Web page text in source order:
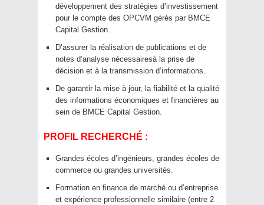
développement des stratégies d’investissement
pour le compte des OPCVM gérés par BMCE
Capital Gestion.
D’assurer la réalisation de publications et de
notes d’analyse nécessairesà la prise de
décision et à la transmission d’informations.
De garantir la mise à jour, la fiabilité et la qualité
des informations économiques et financières au
sein de BMCE Capital Gestion.
PROFIL RECHERCHÉ :
Grandes écoles d’ingénieurs, grandes écoles de
commerce ou grandes universités.
Formation en finance de marché ou d’entreprise
et expérience professionnelle similaire (entre 2